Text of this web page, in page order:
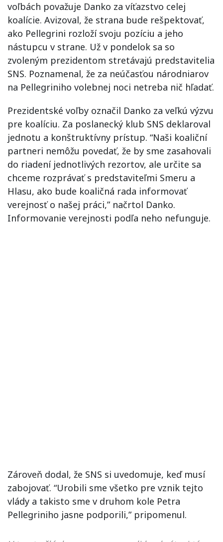
voľbách považuje Danko za víťazstvo celej
koalície. Avizoval, že strana bude rešpektovať,
ako Pellegrini rozloží svoju pozíciu a jeho
nástupcu v strane. Už v pondelok sa so
zvoleným prezidentom stretávajú predstavitelia
SNS. Poznamenal, že za neúčasťou národniarov
na Pellegriniho volebnej noci netreba nič hľadať.
Prezidentské voľby označil Danko za veľkú výzvu
pre koalíciu. Za poslanecký klub SNS deklaroval
jednotu a konštruktívny prístup. “Naši koaliční
partneri nemôžu povedať, že by sme zasahovali
do riadení jednotlivých rezortov, ale určite sa
chceme rozprávať s predstaviteľmi Smeru a
Hlasu, ako bude koaličná rada informovať
verejnosť o našej práci,” načrtol Danko.
Informovanie verejnosti podľa neho nefunguje.
Zároveň dodal, že SNS si uvedomuje, keď musí
zabojovať. “Urobili sme všetko pre vznik tejto
vlády a takisto sme v druhom kole Petra
Pellegriniho jasne podporili,” pripomenul.